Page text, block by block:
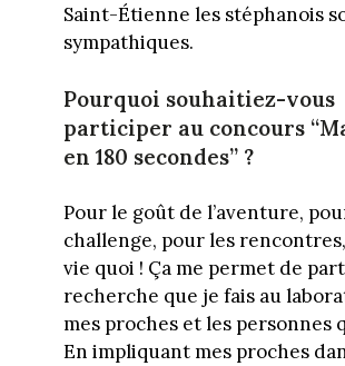
Saint-Étienne les stéphanois
sympathiques.
Pourquoi souhaitiez-vous
participer au concours
en 180 secondes” ?
Pour le goût de l’aventure,
challenge, pour les
vie quoi ! Ça me permet de
recherche que je fais au
mes proches et les personnes
En impliquant mes proches